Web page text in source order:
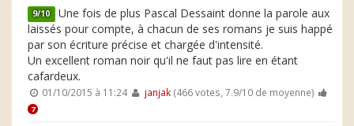
9/10 Une fois de plus Pascal Dessaint donne la parole aux
laissés pour compte, à chacun de ses romans je suis happé
par son écriture précise et chargée d'intensité.
Un excellent roman noir qu'il ne faut pas lire en étant
cafardeux.
01/10/2015 à 11:24 janjak(466 votes, 7.9/10 de moyenne)
7